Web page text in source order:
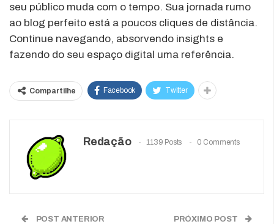
seu público muda com o tempo. Sua jornada rumo
ao blog perfeito está a poucos cliques de distância.
Continue navegando, absorvendo insights e
fazendo do seu espaço digital uma referência.
Compartilhe Facebook Twitter
Redação 1139 Posts 0 Comments
POST ANTERIOR PRÓXIMO POST